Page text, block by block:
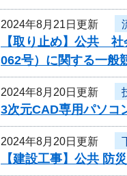
2024年8月21日更新
【取り止め】公共 社
062号）に関する一般
2024年8月20日更新
3次元CAD専用パソコ
2024年8月20日更新
【建設工事】公共 防